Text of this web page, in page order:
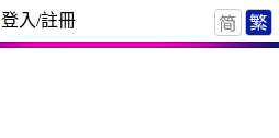
登入/註冊